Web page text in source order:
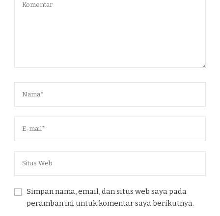
Simpan nama, email, dan situs web saya pada
peramban ini untuk komentar saya berikutnya.